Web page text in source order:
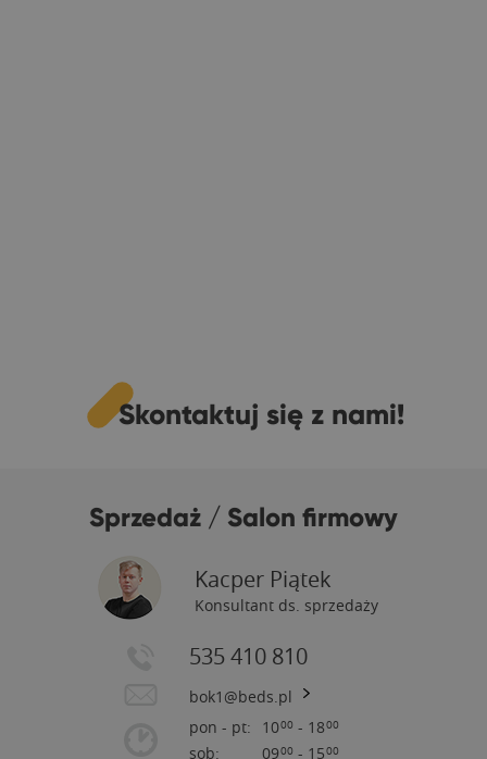
Skontaktuj się z nami!
Sprzedaż / Salon firmowy
Kacper Piątek
Konsultant ds. sprzedaży
535 410 810
bok1@beds.pl
pon - pt:
sob:
1000 - 1800
0900 - 1500